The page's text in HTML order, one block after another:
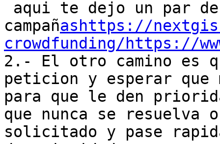
campañashttps://
crowdfunding/https://
2.- El otro camino es
peticion y esperar que
para que le den
que nunca se resuelva
solicitado y pase